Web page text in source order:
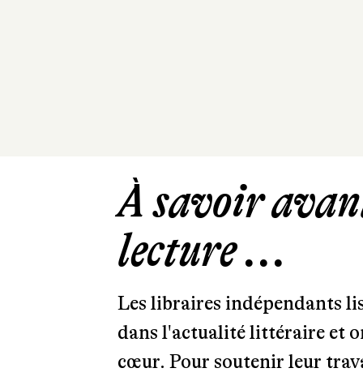
À savoir
lecture ...
Les libraires indépendants
dans l'actualité littéraire et
cœur. Pour soutenir leur